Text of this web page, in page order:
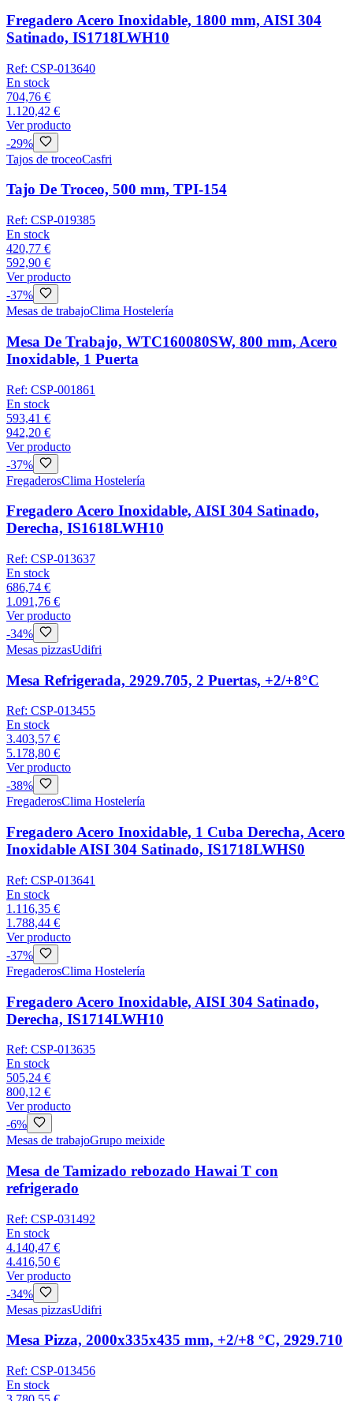
Fregadero Acero Inoxidable, 1800 mm, AISI 304
Satinado, IS1718LWH10
Ref: CSP-013640
En stock
704,76 €
1.120,42 €
Ver producto
-29%
Tajos de troceoCasfri
Tajo De Troceo, 500 mm, TPI-154
Ref: CSP-019385
En stock
420,77 €
592,90 €
Ver producto
-37%
Mesas de trabajoClima Hostelería
Mesa De Trabajo, WTC160080SW, 800 mm, Acero
Inoxidable, 1 Puerta
Ref: CSP-001861
En stock
593,41 €
942,20 €
Ver producto
-37%
FregaderosClima Hostelería
Fregadero Acero Inoxidable, AISI 304 Satinado,
Derecha, IS1618LWH10
Ref: CSP-013637
En stock
686,74 €
1.091,76 €
Ver producto
-34%
Mesas pizzasUdifri
Mesa Refrigerada, 2929.705, 2 Puertas, +2/+8°C
Ref: CSP-013455
En stock
3.403,57 €
5.178,80 €
Ver producto
-38%
FregaderosClima Hostelería
Fregadero Acero Inoxidable, 1 Cuba Derecha, Acero
Inoxidable AISI 304 Satinado, IS1718LWHS0
Ref: CSP-013641
En stock
1.116,35 €
1.788,44 €
Ver producto
-37%
FregaderosClima Hostelería
Fregadero Acero Inoxidable, AISI 304 Satinado,
Derecha, IS1714LWH10
Ref: CSP-013635
En stock
505,24 €
800,12 €
Ver producto
-6%
Mesas de trabajoGrupo meixide
Mesa de Tamizado rebozado Hawai T con
refrigerado
Ref: CSP-031492
En stock
4.140,47 €
4.416,50 €
Ver producto
-34%
Mesas pizzasUdifri
Mesa Pizza, 2000x335x435 mm, +2/+8 °C, 2929.710
Ref: CSP-013456
En stock